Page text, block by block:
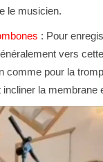
le musicien.
: Pour
vers
comme pour la
incliner la membrane